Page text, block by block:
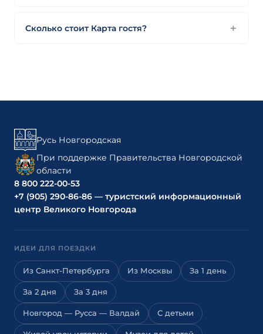
Сколько стоит Карта гостя?
Русь Новгородская
При поддержке Правительства Новгородской
области
8 800 222-00-53
+7 (905) 290-86-86 — туристский информационный
центр Великого Новгорода
ИДЕИ ДЛЯ ПОЕЗДКИ
Из Санкт-Петербурга Из Москвы За 1 день
За 2 дня За 3 дня
Новгород — Русса — Валдай С детьми